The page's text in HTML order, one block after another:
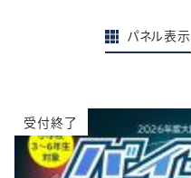
パネル表示
受付終了